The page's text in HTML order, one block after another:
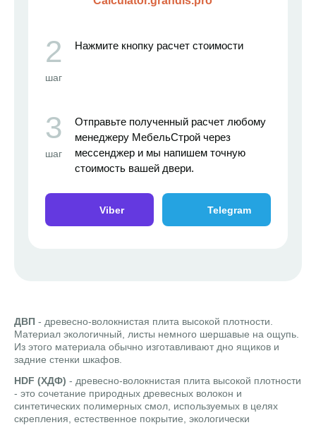
2
шаг
Нажмите кнопку расчет стоимости
3
шаг
Отправьте полученный расчет любому
менеджеру МебельСтрой через
мессенджер и мы напишем точную
стоимость вашей двери.
Viber Telegram
ДВП - древесно-волокнистая плита высокой плотности.
Материал экологичный, листы немного шершавые на ощупь.
Из этого материала обычно изготавливают дно ящиков и
задние стенки шкафов.
HDF (ХДФ) - древесно-волокнистая плита высокой плотности
- это сочетание природных древесных волокон и
синтетических полимерных смол, используемых в целях
скрепления, естественное покрытие, экологически